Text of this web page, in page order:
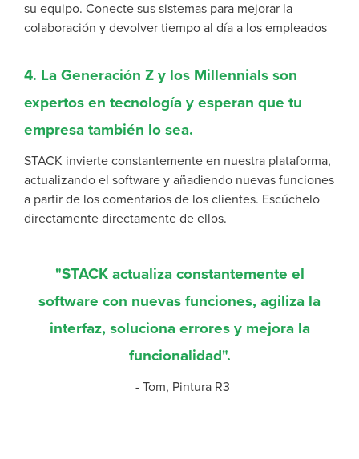
su equipo. Conecte sus sistemas para mejorar la
colaboración y devolver tiempo al día a los empleados
4. La Generación Z y los Millennials son
expertos en tecnología y esperan que tu
empresa también lo sea.
STACK invierte constantemente en nuestra plataforma,
actualizando el software y añadiendo nuevas funciones
a partir de los comentarios de los clientes. Escúchelo
directamente directamente de ellos.
"STACK actualiza constantemente el
software con nuevas funciones, agiliza la
interfaz, soluciona errores y mejora la
funcionalidad".
- Tom, Pintura R3